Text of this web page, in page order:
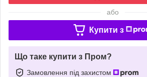
або
Купити з
Що таке купити з Пром?
Замовлення під захистом